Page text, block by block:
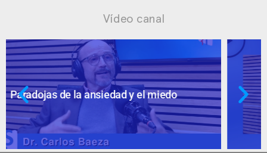
Vídeo canal
Ansiedad: supuestos cuestionables